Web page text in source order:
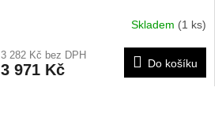
Skladem (1 ks)
3 282 Kč bez DPH
3 971 Kč Do košíku